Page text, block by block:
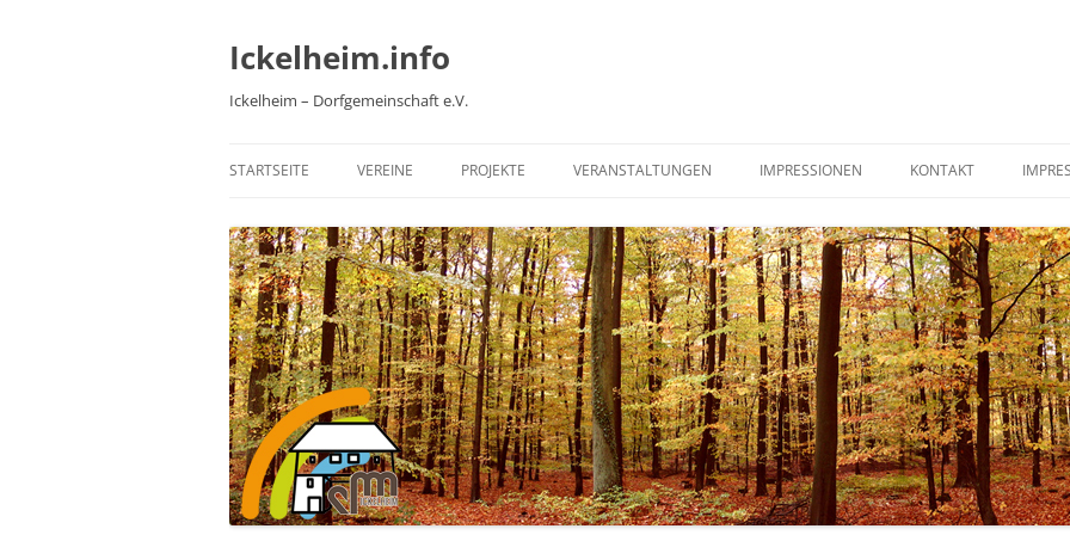
springen
Ickelheim.info
Ickelheim – Dorfgemeinschaft e.V.
STARTSEITE VEREINE PROJEKTE VERANSTALTUNGEN IMPRESSIONEN KONTAKT